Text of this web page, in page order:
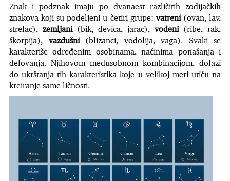
Znak i podznak imaju po dvanaest različitih zodijačkih
znakova koji su podeljeni u četiri grupe: vatreni(ovan, lav,
strelac), zemljani(bik, devica, jarac), vodeni(ribe, rak,
škorpija), vazdušni(blizanci, vodolija, vaga). Svaki se
karakteriše određenim osobinama, načinima ponašanja i
delovanja. Njihovom međusobnom kombinacijom, dolazi
do ukrštanja tih karakteristika koje u velikoj meri utiču na
kreiranje same ličnosti.